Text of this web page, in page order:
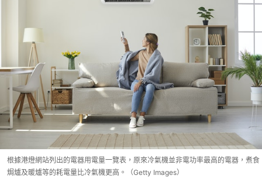
根據港燈網站列出的電器用電量一覽表，原來冷氣機並非電功率最高的電器，煮食
焗爐及暖爐等的耗電量比冷氣機更高。（Getty Images）